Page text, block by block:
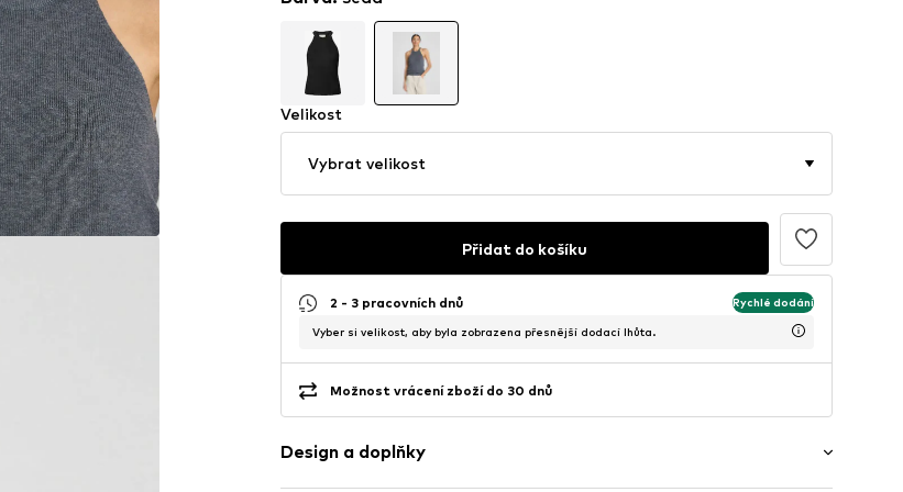
Velikost
Vybrat velikost
Přidat do košíku
2 - 3 pracovních dnů Rychlé dodání
Vyber si velikost, aby byla zobrazena přesnější dodací lhůta.
Možnost vrácení zboží do 30 dnů
Design a doplňky